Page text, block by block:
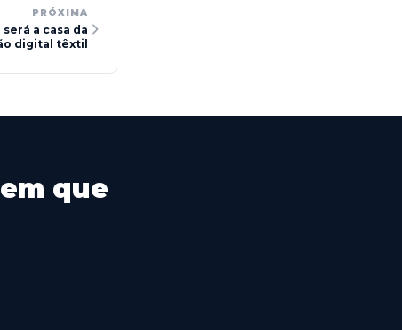
PRÓXIMA
a casa da
digital têxtil
que